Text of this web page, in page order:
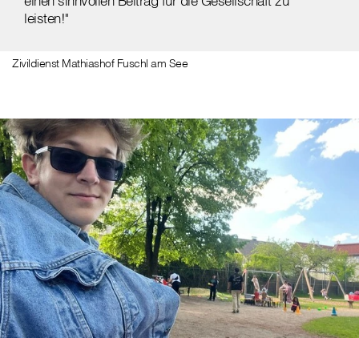
leisten!"
Zivildienst Mathiashof Fuschl am See